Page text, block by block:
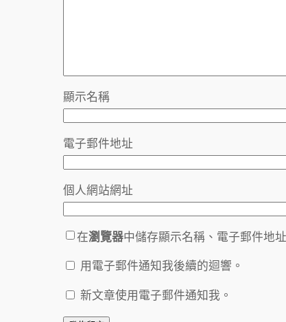
顯示名稱
電子郵件地址
個人網站網址
在瀏覽器中儲存顯示名稱、電子郵件地
用電子郵件通知我後續的迴響。
新文章使用電子郵件通知我。